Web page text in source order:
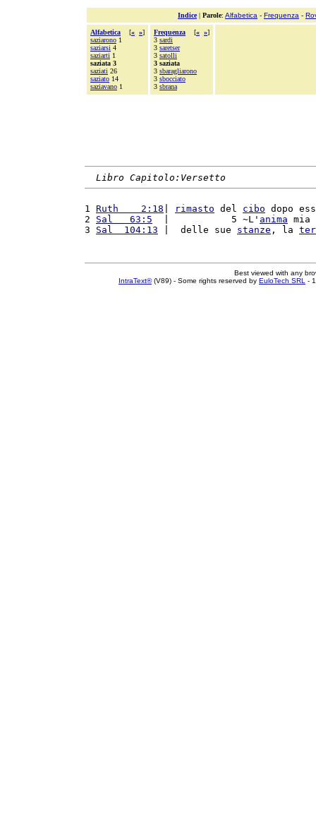
Indice| Parole: Alfabetica - Frequenza -
Alfabetica [« »]
saziarono 1
saziarsi 4
saziarti 1
saziata 3
saziati 26
saziato 14
saziavano 1
Frequenza [« »]
3 sardi
3 saretser
3 satolli
3 saziata
3 sbaragliarono
3 sbocciato
3 sbrana
Libro Capitolo:Versetto
1 Ruth    2:18 rimasto del cibo dopo
2 Sal   63:5
  |           5 ~L'
anima
3 Sal  104:13 |  delle sue stanze , la
Best viewed with any
IntraText®(V89) - Some rights reserved by EuloTech SRL -